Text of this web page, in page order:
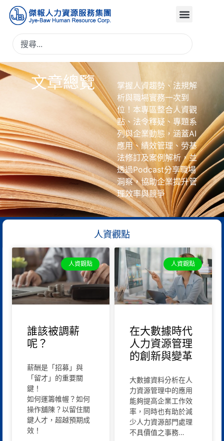
文章總覽
掌握人資趨勢、法規解
析與職場實務一次到
位！本專區整合人資觀
點、法令釋疑、專題系
列與企業動態，涵蓋AI
應用、績效管理、勞基
法修訂及案例解析，並
透過Podcast分享職場
洞察，協助企業提升管
理效率與競爭
人資觀點
人資觀點
誰該被調薪
呢？
薪酬是「招募」與
「留才」的重要關
鍵！
如何運籌帷幄？如何
操作舖陳？以留住關
鍵人才，超越預期成
效！
人資觀點
在大數據時代
人力資源管理
的創新與變革
大數據資料分析在人
力資源管理中的應用
能夠提高企業工作效
率，同時也有助於減
少人力資源部門處理
不具價值之事務…